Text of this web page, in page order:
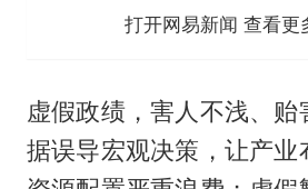
打开网易新闻 查看更
虚假政绩，害人不浅、贻
据误导宏观决策，让产业